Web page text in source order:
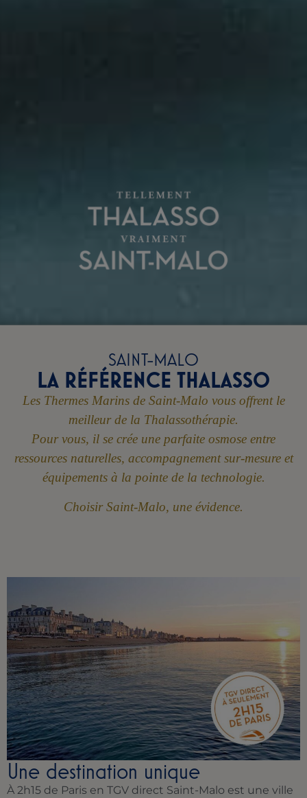
SAINT-MALO
LA RÉFÉRENCE THALASSO
Les Thermes Marins de Saint-Malo vous offrent le
meilleur de la Thalassothérapie.
Pour vous, il se crée une parfaite osmose entre
ressources naturelles, accompagnement sur-mesure et
équipements à la pointe de la technologie.
Choisir Saint-Malo, une évidence.
Une destination unique
À 2h15 de Paris en TGV direct Saint-Malo est une ville